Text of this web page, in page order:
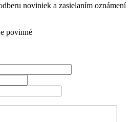
noviniek a zasielaním oznámení
povinné